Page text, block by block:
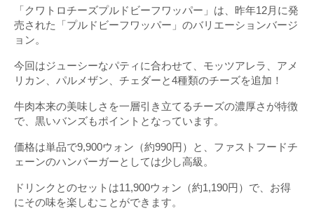
「クワトロチーズプルドビーフワッパー」は、昨年12月に発
売された「プルドビーフワッパー」のバリエーションバージ
ョン。
今回はジューシーなパティに合わせて、モッツアレラ、アメ
リカン、パルメザン、チェダーと4種類のチーズを追加！
牛肉本来の美味しさを一層引き立てるチーズの濃厚さが特徴
で、黒いバンズもポイントとなっています。
価格は単品で9,900ウォン（約990円）と、ファストフードチ
ェーンのハンバーガーとしては少し高級。
ドリンクとのセットは11,900ウォン（約1,190円）で、お得
にその味を楽しむことができます。